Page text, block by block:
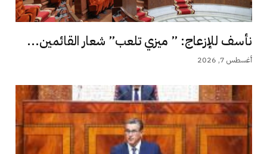
نأسف للإزعاج: ” ميزي تلعب” شعار القائمين...
أغسطس 7, 2026